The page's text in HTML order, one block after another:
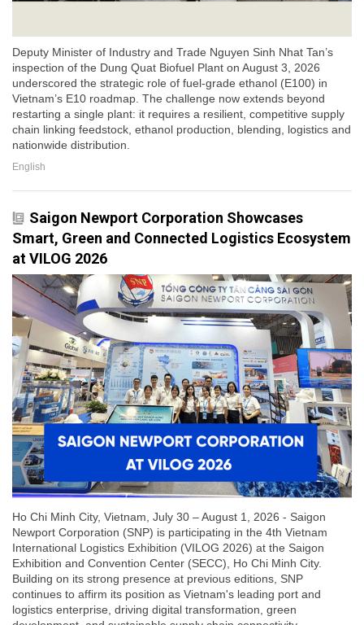
Deputy Minister of Industry and Trade Nguyen Sinh Nhat Tan’s
inspection of the Dung Quat Biofuel Plant on August 3, 2026
underscored the strategic role of fuel-grade ethanol (E100) in
Vietnam’s E10 roadmap. The challenge now extends beyond
restarting a single plant: it requires a resilient, competitive supply
chain linking feedstock, ethanol production, blending, logistics and
nationwide distribution.
English
Saigon Newport Corporation Showcases
Smart, Green and Connected Logistics Ecosystem
at VILOG 2026
Ho Chi Minh City, Vietnam, July 30 – August 1, 2026 - Saigon
Newport Corporation (SNP) is participating in the 4th Vietnam
International Logistics Exhibition (VILOG 2026) at the Saigon
Exhibition and Convention Center (SECC), Ho Chi Minh City.
Building on its strong presence at previous editions, SNP
continues to affirm its position as Vietnam's leading port and
logistics enterprise, driving digital transformation, green